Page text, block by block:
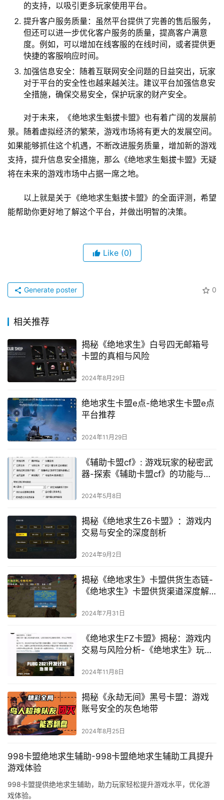
的支持，以吸引更多玩家使用平台。
提升客户服务质量：虽然平台提供了完善的售后服务，
但还可以进一步优化客户服务的质量，提高客户满意
度。例如，可以增加在线客服的在线时间，或者提供更
快捷的客服响应时间。
加强信息安全：随着互联网安全问题的日益突出，玩家
对于平台的安全性也越来越关注。建议平台加强信息安
全措施，确保交易安全，保护玩家的财产安全。
对于未来，《绝地求生魁拔卡盟》也有着广阔的发展前
景。随着虚拟经济的繁荣，游戏市场将有更大的发展空间。
如果能够抓住这个机遇，不断改进服务质量，增加新的游戏
支持，提升信息安全措施，那么《绝地求生魁拔卡盟》无疑
将在未来的游戏市场中占据一席之地。
以上就是关于《绝地求生魁拔卡盟》的全面评测，希望
能帮助你更好地了解这个平台，并做出明智的决策。
Like (0)
0
Generate poster
相关推荐
揭秘《绝地求生》白号四无邮箱号
卡盟的真相与风险
2024年8月29日
绝地求生卡盟e点-绝地求生卡盟e点
平台推荐
2024年11月29日
《辅助卡盟cf》: 游戏玩家的秘密武
器-探索《辅助卡盟cf》的功能与优
2024年5月8日
揭秘《绝地求生Z6卡盟》：游戏内
交易与安全的深度剖析
2024年9月2日
揭秘《绝地求生》卡盟供货生态链-
《绝地求生》卡盟供货渠道深度解
2024年7月31日
《绝地求生FZ卡盟》揭秘：游戏内
交易与风险分析-《绝地求生》玩家
全警示
2024年11月8日
揭秘《永劫无间》黑号卡盟：游戏
账号安全的灰色地带
2024年8月25日
998卡盟绝地求生辅助-998卡盟绝地求生辅助工具提升
游戏体验
998卡盟提供绝地求生辅助，助力玩家轻松提升游戏水平，优化游
戏体验。